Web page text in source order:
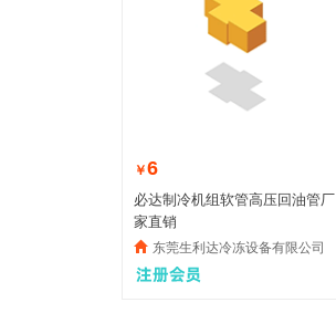
￥6
必达制冷机组软管高压回油管厂
家直销
东莞生利达冷冻设备有限公司